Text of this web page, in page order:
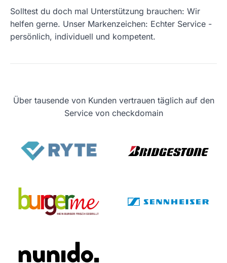
Solltest du doch mal Unterstützung brauchen: Wir
helfen gerne. Unser Markenzeichen: Echter Service -
persönlich, individuell und kompetent.
Über tausende von Kunden vertrauen täglich auf den
Service von checkdomain